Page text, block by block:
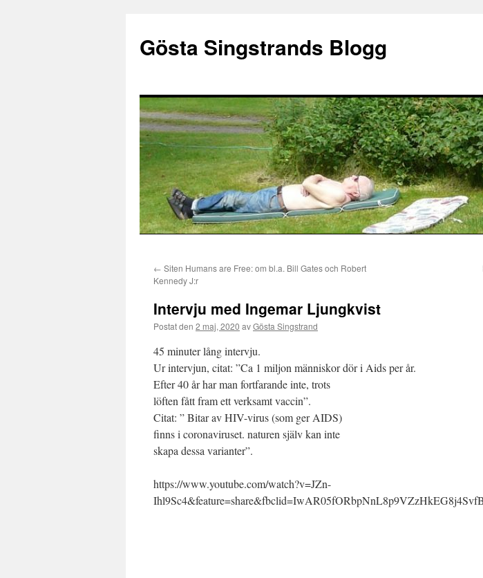
Gösta Singstrands Blogg
← Siten Humans are Free: om bl.a. Bill Gates och Robert
Kennedy J:r
Intervju med Ingemar Ljungkvist
Postat den 2 maj, 2020 avGösta Singstrand
45 minuter lång intervju.
Ur intervjun, citat: ”Ca 1 miljon människor dör i Aids per år.
Efter 40 år har man fortfarande inte, trots
löften fått fram ett verksamt vaccin”.
Citat: ” Bitar av HIV-virus (som ger AIDS)
finns i coronaviruset. naturen själv kan inte
skapa dessa varianter”.
https://www.youtube.com/watch?v=JZn-